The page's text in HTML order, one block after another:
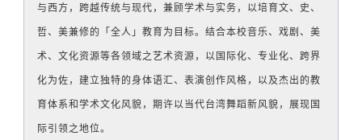
与西方，跨越传统与现代，兼顾学术与实务，以培育文、史、
哲、美兼修的「全人」教育为目标。结合本校音乐、戏剧、美
术、文化资源等各领域之艺术资源，以国际化、专业化、跨界
化为佐，建立独特的身体语汇、表演创作风格，以及杰出的教
育体系和学术文化风貌，期许以当代台湾舞蹈新风貌，展现国
际引领之地位。